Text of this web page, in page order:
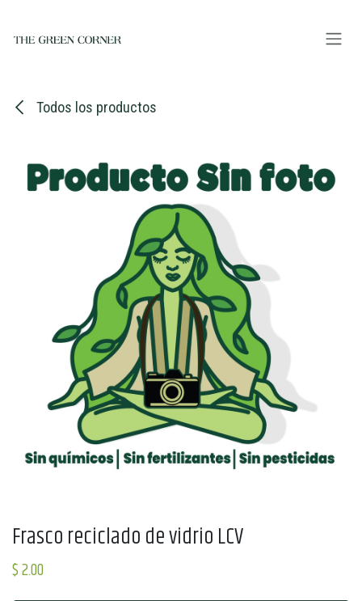
Todos los productos
Frasco reciclado de vidrio LCV
$2.00